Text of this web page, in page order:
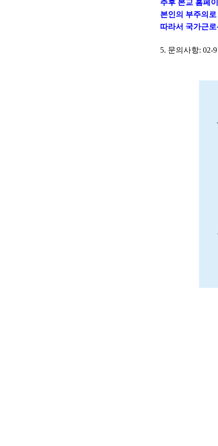
추후 본교 홈페
본인의 부주의
따라서 국가근
5. 문의사항: 02-